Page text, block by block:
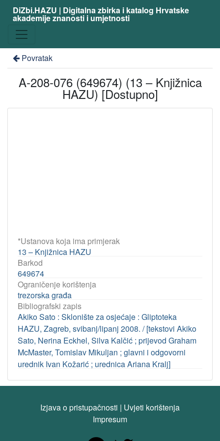
DiZbi.HAZU | Digitalna zbirka i katalog Hrvatske
akademije znanosti i umjetnosti
Povratak
A-208-076 (649674) (13 – Knjižnica
HAZU) [Dostupno]
*Ustanova koja ima primjerak
13 – Knjižnica HAZU
Barkod
649674
Ograničenje korištenja
trezorska građa
Bibliografski zapis
Akiko Sato : Sklonište za osjećaje : Gliptoteka
HAZU, Zagreb, svibanj/lipanj 2008. / [tekstovi Akiko
Sato, Nerina Eckhel, Silva Kalčić ; prijevod Graham
McMaster, Tomislav Mikuljan ; glavni i odgovorni
urednik Ivan Kožarić ; urednica Ariana Kralj]
Izjava o pristupačnosti | Uvjeti korištenja
Impresum